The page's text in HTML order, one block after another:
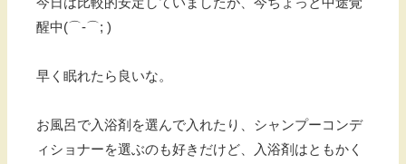
醒中(⌒-⌒; )
早く眠れたら良いな。
お風呂で入浴剤を選んで入れたり、シャンプーコンデ
ィショナーを選ぶのも好きだけど、入浴剤はともかく